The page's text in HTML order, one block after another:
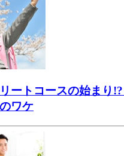
ートコースの始まり
ワケ